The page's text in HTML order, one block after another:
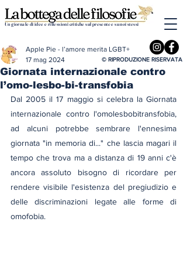
Un giornale di idee e riflessioni critiche sul presente e su noi stessi
Giornata internazionale contro
l’omo-lesbo-bi-transfobia
Apple Pie - l’amore merita LGBT+
17 mag 2024
Dal 2005 il 17 maggio si celebra la Giornata
internazionale contro l'omolesbobitransfobia,
ad alcuni potrebbe sembrare l'ennesima
giornata "in memoria di..." che lascia magari il
tempo che trova ma a distanza di 19 anni c'è
ancora assoluto bisogno di ricordare per
rendere visibile l'esistenza del pregiudizio e
delle discriminazioni legate alle forme di
omofobia.
© RIPRODUZIONE RISERVATA